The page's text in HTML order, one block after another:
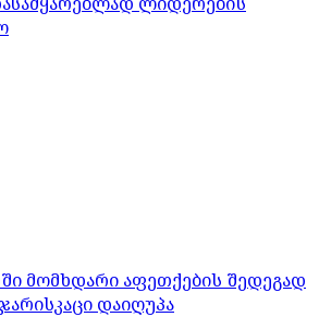
მომხდარი აფეთქების შედეგად
დაიღუპა